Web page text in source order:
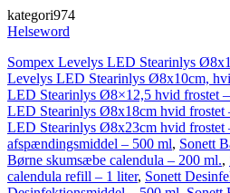
kategori974
Helseword
Sompex Levelys LED Stearinlys
Levelys LED Stearinlys Ø8x10cm,
LED Stearinlys Ø8×12,5 hvid frostet
LED Stearinlys Ø8x18cm hvid frostet
LED Stearinlys Ø8x23cm hvid frostet
afspændingsmiddel – 500 ml, Sonett
Børne skumsæbe calendula – 200 ml.,
calendula refill – 1 liter, Sonett